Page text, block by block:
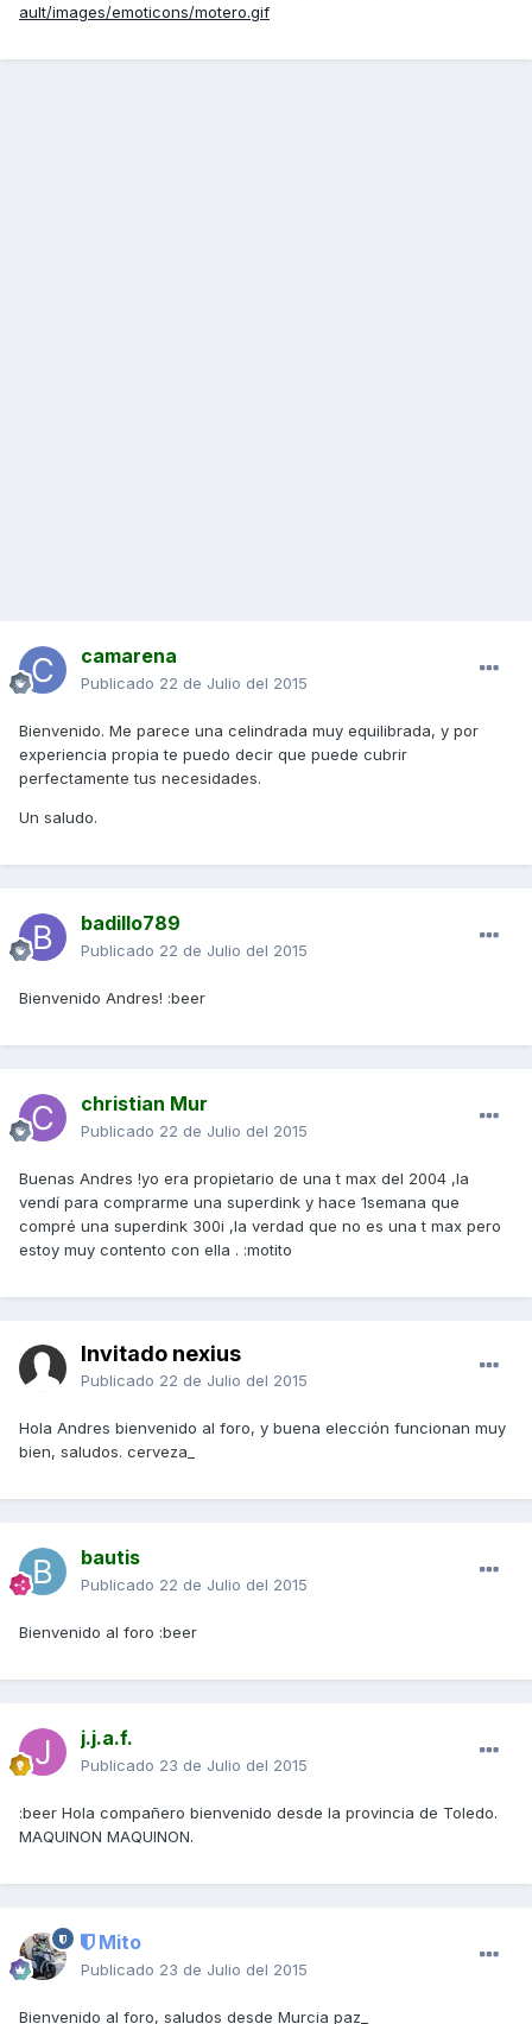
ault/images/emoticons/motero.gif
camarena
Publicado 22 de Julio del 2015
Bienvenido. Me parece una celindrada muy equilibrada, y por
experiencia propia te puedo decir que puede cubrir
perfectamente tus necesidades.
Un saludo.
badillo789
Publicado 22 de Julio del 2015
Bienvenido Andres! :beer
christian Mur
Publicado 22 de Julio del 2015
Buenas Andres !yo era propietario de una t max del 2004 ,la
vendí para comprarme una superdink y hace 1semana que
compré una superdink 300i ,la verdad que no es una t max pero
estoy muy contento con ella . :motito
Invitado nexius
Publicado 22 de Julio del 2015
Hola Andres bienvenido al foro, y buena elección funcionan muy
bien, saludos. cerveza_
bautis
Publicado 22 de Julio del 2015
Bienvenido al foro :beer
j.j.a.f.
Publicado 23 de Julio del 2015
:beer Hola compañero bienvenido desde la provincia de Toledo.
MAQUINON MAQUINON.
Mito
Publicado 23 de Julio del 2015
Bienvenido al foro, saludos desde Murcia paz_